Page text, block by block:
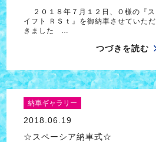
２０１８年７月１２日、Ｏ様の『ス
イフト ＲＳｔ』を御納車させていただ
きました …
つづきを読む
納車ギャラリー
2018.06.19
☆スペーシア納車式☆